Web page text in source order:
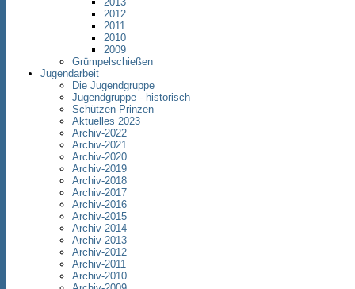
2012
2011
2010
2009
Grümpelschießen
Jugendarbeit
Die Jugendgruppe
Jugendgruppe - historisch
Schützen-Prinzen
Aktuelles 2023
Archiv-2022
Archiv-2021
Archiv-2020
Archiv-2019
Archiv-2018
Archiv-2017
Archiv-2016
Archiv-2015
Archiv-2014
Archiv-2013
Archiv-2012
Archiv-2011
Archiv-2010